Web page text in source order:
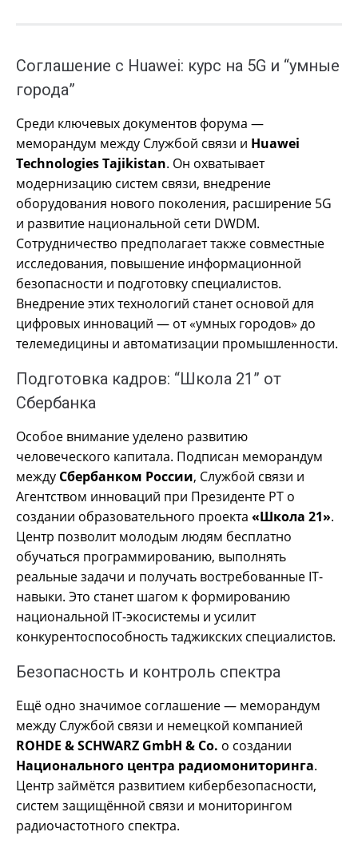
Соглашение с Huawei: курс на 5G и “умные
города”
Среди ключевых документов форума —
меморандум между Службой связи и Huawei
Technologies Tajikistan. Он охватывает
модернизацию систем связи, внедрение
оборудования нового поколения, расширение 5G
и развитие национальной сети DWDM.
Сотрудничество предполагает также совместные
исследования, повышение информационной
безопасности и подготовку специалистов.
Внедрение этих технологий станет основой для
цифровых инноваций — от «умных городов» до
телемедицины и автоматизации промышленности.
Подготовка кадров: “Школа 21” от
Сбербанка
Особое внимание уделено развитию
человеческого капитала. Подписан меморандум
между Сбербанком России, Службой связи и
Агентством инноваций при Президенте РТ о
создании образовательного проекта «Школа 21».
Центр позволит молодым людям бесплатно
обучаться программированию, выполнять
реальные задачи и получать востребованные IT-
навыки. Это станет шагом к формированию
национальной IT-экосистемы и усилит
конкурентоспособность таджикских специалистов.
Безопасность и контроль спектра
Ещё одно значимое соглашение — меморандум
между Службой связи и немецкой компанией
ROHDE & SCHWARZ GmbH & Co. о создании
Национального центра радиомониторинга.
Центр займётся развитием кибербезопасности,
систем защищённой связи и мониторингом
радиочастотного спектра.